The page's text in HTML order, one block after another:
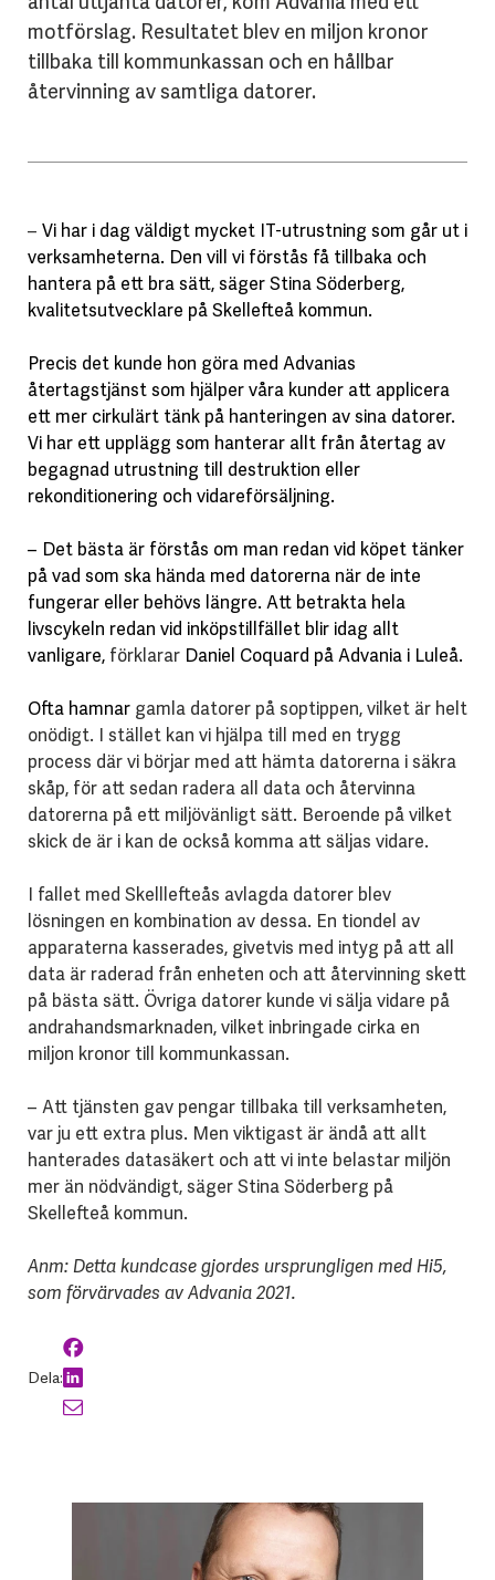
motförslag. Resultatet blev en miljon kronor
tillbaka till kommunkassan och en hållbar
återvinning av samtliga datorer.
– Vi har i dag väldigt mycket IT-utrustning som går ut i
verksamheterna. Den vill vi förstås få tillbaka och
hantera på ett bra sätt, säger Stina Söderberg,
kvalitetsutvecklare på Skellefteå kommun.
Precis det kunde hon göra med Advanias
återtagstjänst som hjälper våra kunder att applicera
ett mer cirkulärt tänk på hanteringen av sina datorer.
Vi har ett upplägg som hanterar allt från återtag av
begagnad utrustning till destruktion eller
rekonditionering och vidareförsäljning.
– Det bästa är förstås om man redan vid köpet tänker
på vad som ska hända med datorerna när de inte
fungerar eller behövs längre. Att betrakta hela
livscykeln redan vid inköpstillfället blir idag allt
vanligare, förklarar Daniel Coquard på Advania i Luleå.
Ofta hamnar gamla datorer på soptippen, vilket är helt
onödigt. I stället kan vi hjälpa till med en trygg
process där vi börjar med att hämta datorerna i säkra
skåp, för att sedan radera all data och återvinna
datorerna på ett miljövänligt sätt. Beroende på vilket
skick de är i kan de också komma att säljas vidare.
I fallet med Skelllefteås avlagda datorer blev
lösningen en kombination av dessa. En tiondel av
apparaterna kasserades, givetvis med intyg på att all
data är raderad från enheten och att återvinning skett
på bästa sätt. Övriga datorer kunde vi sälja vidare på
andrahandsmarknaden, vilket inbringade cirka en
miljon kronor till kommunkassan.
– Att tjänsten gav pengar tillbaka till verksamheten,
var ju ett extra plus. Men viktigast är ändå att allt
hanterades datasäkert och att vi inte belastar miljön
mer än nödvändigt, säger Stina Söderberg på
Skellefteå kommun.
Anm: Detta kundcase gjordes ursprungligen med Hi5,
som förvärvades av Advania 2021.
Dela: